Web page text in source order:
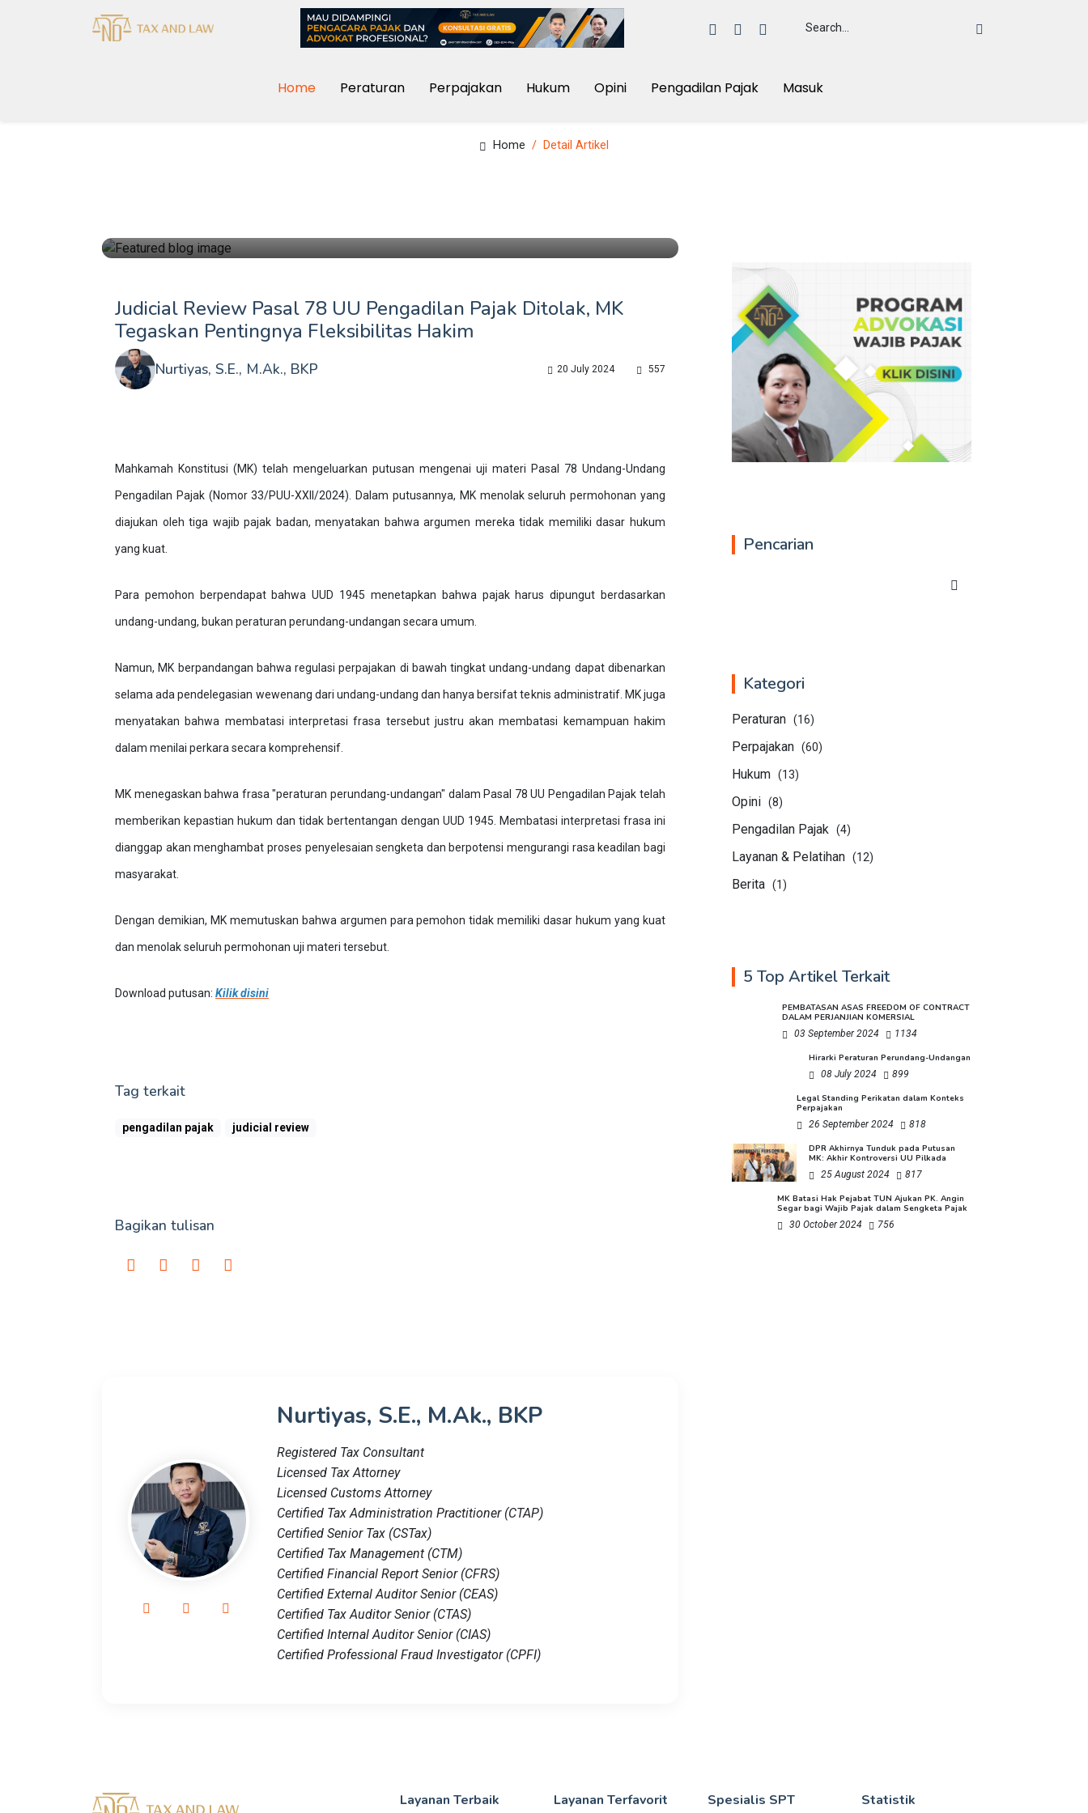
Home Peraturan Perpajakan Hukum Opini Pengadilan Pajak Masuk
Home Detail Artikel
Judicial Review Pasal 78 UU Pengadilan Pajak Ditolak, MK
Tegaskan Pentingnya Fleksibilitas Hakim
Nurtiyas, S.E., M.Ak., BKP 20 July 2024 557
Mahkamah Konstitusi (MK) telah mengeluarkan putusan mengenai uji materi Pasal 78 Undang-Undang
Pengadilan Pajak (Nomor 33/PUU-XXII/2024). Dalam putusannya, MK menolak seluruh permohonan yang
diajukan oleh tiga wajib pajak badan, menyatakan bahwa argumen mereka tidak memiliki dasar hukum
yang kuat.
Para pemohon berpendapat bahwa UUD 1945 menetapkan bahwa pajak harus dipungut berdasarkan
undang-undang, bukan peraturan perundang-undangan secara umum.
Namun, MK berpandangan bahwa regulasi perpajakan di bawah tingkat undang-undang dapat dibenarkan
selama ada pendelegasian wewenang dari undang-undang dan hanya bersifat teknis administratif. MK juga
menyatakan bahwa membatasi interpretasi frasa tersebut justru akan membatasi kemampuan hakim
dalam menilai perkara secara komprehensif.
MK menegaskan bahwa frasa "peraturan perundang-undangan" dalam Pasal 78 UU Pengadilan Pajak telah
memberikan kepastian hukum dan tidak bertentangan dengan UUD 1945. Membatasi interpretasi frasa ini
dianggap akan menghambat proses penyelesaian sengketa dan berpotensi mengurangi rasa keadilan bagi
masyarakat.
Dengan demikian, MK memutuskan bahwa argumen para pemohon tidak memiliki dasar hukum yang kuat
dan menolak seluruh permohonan uji materi tersebut.
Download putusan: Kilik disini
Tag terkait
pengadilan pajak judicial review
Bagikan tulisan
Nurtiyas, S.E., M.Ak., BKP
Registered Tax Consultant
Licensed Tax Attorney
Licensed Customs Attorney
Certified Tax Administration Practitioner (CTAP)
Certified Senior Tax (CSTax)
Certified Tax Management (CTM)
Certified Financial Report Senior (CFRS)
Certified External Auditor Senior (CEAS)
Certified Tax Auditor Senior (CTAS)
Certified Internal Auditor Senior (CIAS)
Certified Professional Fraud Investigator (CPFI)
Pencarian
Kategori
Peraturan (16)
Perpajakan (60)
Hukum (13)
Opini (8)
Pengadilan Pajak (4)
Layanan & Pelatihan (12)
Berita (1)
5 Top Artikel Terkait
PEMBATASAN ASAS FREEDOM OF CONTRACT
DALAM PERJANJIAN KOMERSIAL
03 September 2024
1134
Hirarki Peraturan Perundang-Undangan
08 July 2024
899
Legal Standing Perikatan dalam Konteks
Perpajakan
26 September 2024
818
DPR Akhirnya Tunduk pada Putusan
MK: Akhir Kontroversi UU Pilkada
25 August 2024
817
MK Batasi Hak Pejabat TUN Ajukan PK. Angin
Segar bagi Wajib Pajak dalam Sengketa Pajak
30 October 2024
756
Layanan Terbaik Layanan Terfavorit Spesialis SPT Statistik